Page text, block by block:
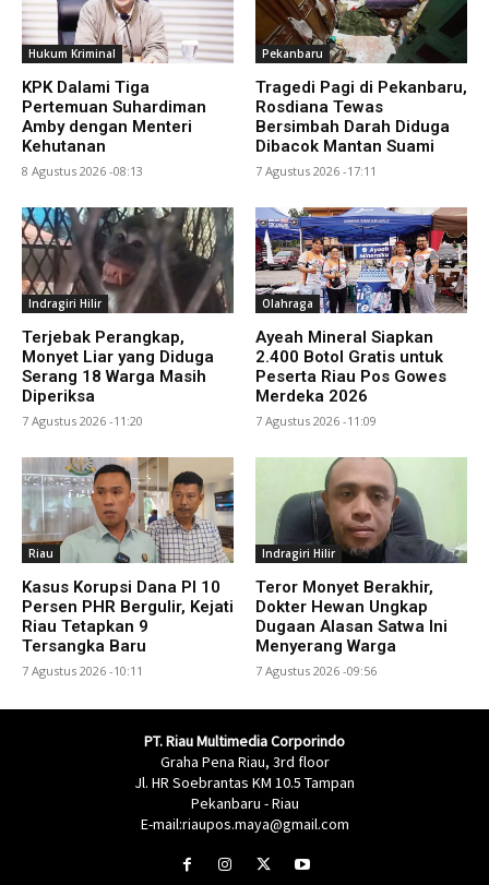
Hukum Kriminal
KPK Dalami Tiga
Pertemuan Suhardiman
Amby dengan Menteri
Kehutanan
8 Agustus 2026 -08:13
Pekanbaru
Tragedi Pagi di Pekanbaru,
Rosdiana Tewas
Bersimbah Darah Diduga
Dibacok Mantan Suami
7 Agustus 2026 -17:11
Indragiri Hilir
Terjebak Perangkap,
Monyet Liar yang Diduga
Serang 18 Warga Masih
Diperiksa
7 Agustus 2026 -11:20
Olahraga
Ayeah Mineral Siapkan
2.400 Botol Gratis untuk
Peserta Riau Pos Gowes
Merdeka 2026
7 Agustus 2026 -11:09
Riau
Kasus Korupsi Dana PI 10
Persen PHR Bergulir, Kejati
Riau Tetapkan 9
Tersangka Baru
7 Agustus 2026 -10:11
Indragiri Hilir
Teror Monyet Berakhir,
Dokter Hewan Ungkap
Dugaan Alasan Satwa Ini
Menyerang Warga
7 Agustus 2026 -09:56
PT. Riau Multimedia Corporindo
Graha Pena Riau, 3rd floor
Jl. HR Soebrantas KM 10.5 Tampan
Pekanbaru - Riau
E-mail:riaupos.maya@gmail.com